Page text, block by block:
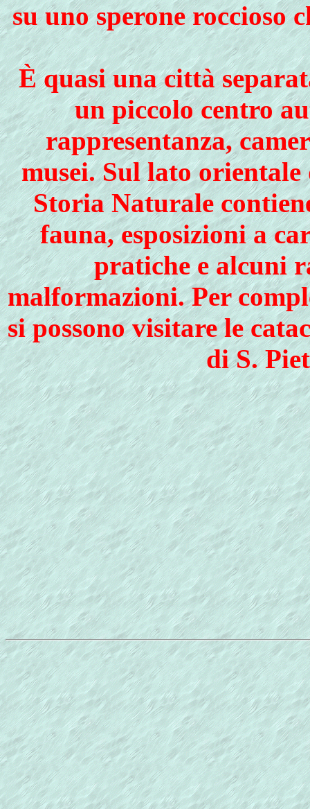
su uno sperone roccioso
È quasi una città
un piccolo centro
rappresentanza,
musei. Sul lato
Storia Naturale
fauna, esposizioni a
pratiche e alcuni
malformazioni. Per
si possono visitare le
di S.